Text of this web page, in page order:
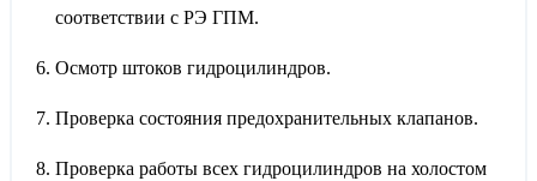
соответствии с РЭ ГПМ.
Осмотр штоков гидроцилиндров.
Проверка состояния предохранительных клапанов.
Проверка работы всех гидроцилиндров на холостом